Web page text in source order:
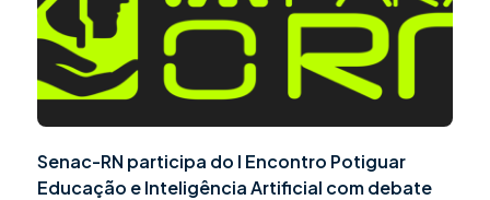
Senac-RN participa do I Encontro Potiguar
Educação e Inteligência Artificial com debate